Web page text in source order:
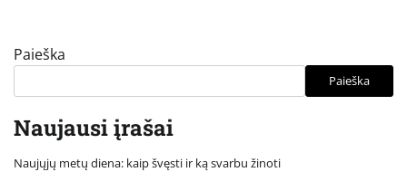
Paieška
Paieška
Naujausi įrašai
Naujųjų metų diena: kaip švęsti ir ką svarbu žinoti